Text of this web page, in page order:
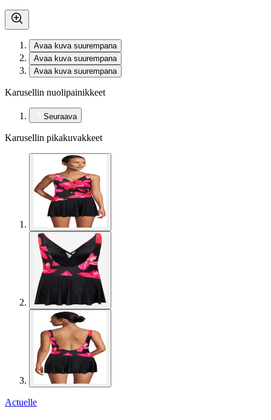
Avaa kuva suurempana
Avaa kuva suurempana
Avaa kuva suurempana
Karusellin nuolipainikkeet
Seuraava
Karusellin pikakuvakkeet
Actuelle